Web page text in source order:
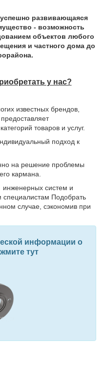
развивающаяся
- возможность
объектов любого
и частного дома до
у нас?
известных брендов,
товаров и услуг.
подход к
на решение проблемы
кармана.
систем и
Подобрать
случае, сэкономив при
информации о
тут